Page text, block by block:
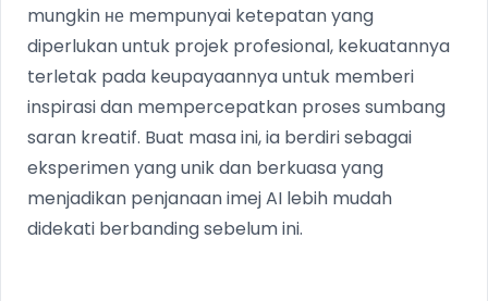
mungkin не mempunyai ketepatan yang
diperlukan untuk projek profesional, kekuatannya
terletak pada keupayaannya untuk memberi
inspirasi dan mempercepatkan proses sumbang
saran kreatif. Buat masa ini, ia berdiri sebagai
eksperimen yang unik dan berkuasa yang
menjadikan penjanaan imej AI lebih mudah
didekati berbanding sebelum ini.